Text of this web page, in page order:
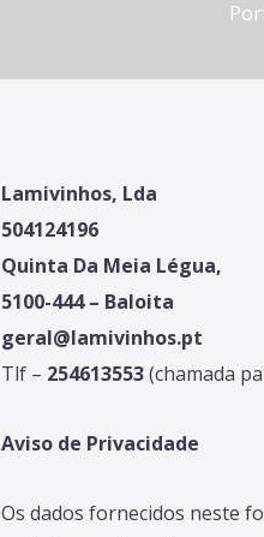
Lamivinhos, Lda
504124196
Quinta Da Meia Légua,
5100-444 – Baloita
geral@lamivinhos.pt
Tlf – 254613553(chamada
Aviso de Privacidade
Os dados fornecidos neste